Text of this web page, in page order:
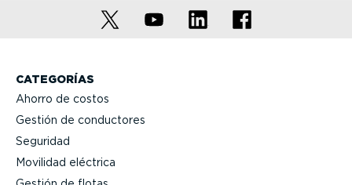
CATEGORÍAS
Ahorro de costos
Gestión de conductores
Seguridad
Movilidad eléctrica